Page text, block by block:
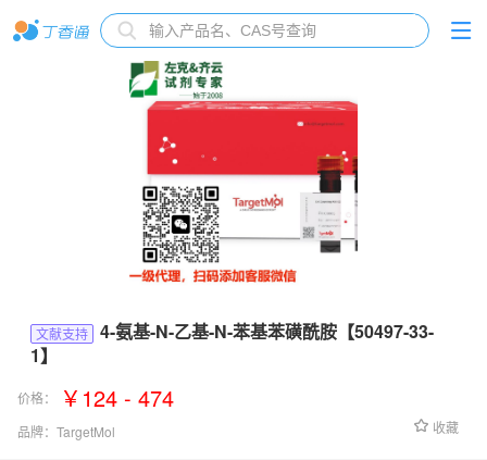
文献支持
4-氨基-N-乙基-N-苯基苯磺酰胺【50497-33-
1】
价格： ￥124 - 474
品牌： TargetMol 收藏